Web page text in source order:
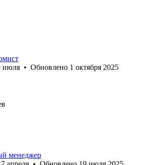
июля • Обновлено 1 октября 2025
менеджер